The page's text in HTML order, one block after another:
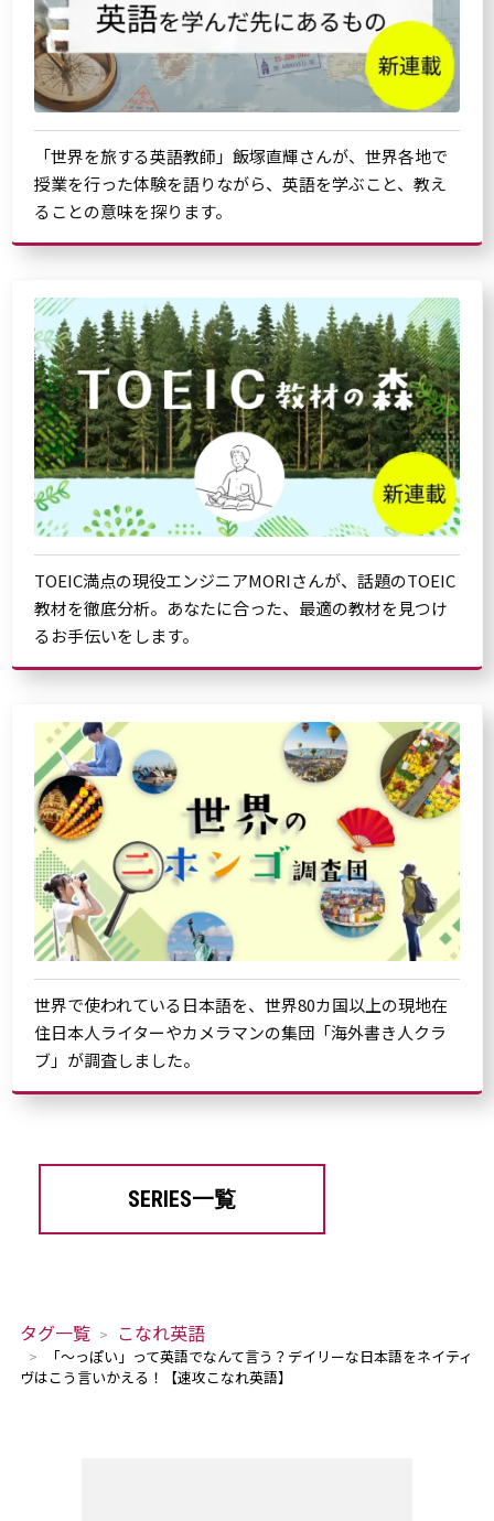
「世界を旅する英語教師」飯塚直輝さんが、世界各地で
授業を行った体験を語りながら、英語を学ぶこと、教え
ることの意味を探ります。
TOEIC満点の現役エンジニアMORIさんが、話題のTOEIC
教材を徹底分析。あなたに合った、最適の教材を見つけ
るお手伝いをします。
世界で使われている日本語を、世界80カ国以上の現地在
住日本人ライターやカメラマンの集団「海外書き人クラ
ブ」が調査しました。
SERIES一覧
タグ一覧 こなれ英語
「～っぽい」って英語でなんて言う？デイリーな日本語をネイティ
ヴはこう言いかえる！【速攻こなれ英語】